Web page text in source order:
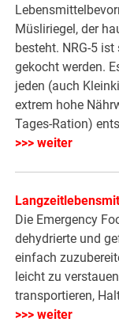
Müsliriegel, der
besteht. NRG-5
gekocht werden.
jeden (auch
extrem hohe
Tages-Ration)
>>> weiter
Die Emergency
dehydrierte und
einfach
leicht zu
transportieren,
>>> weiter